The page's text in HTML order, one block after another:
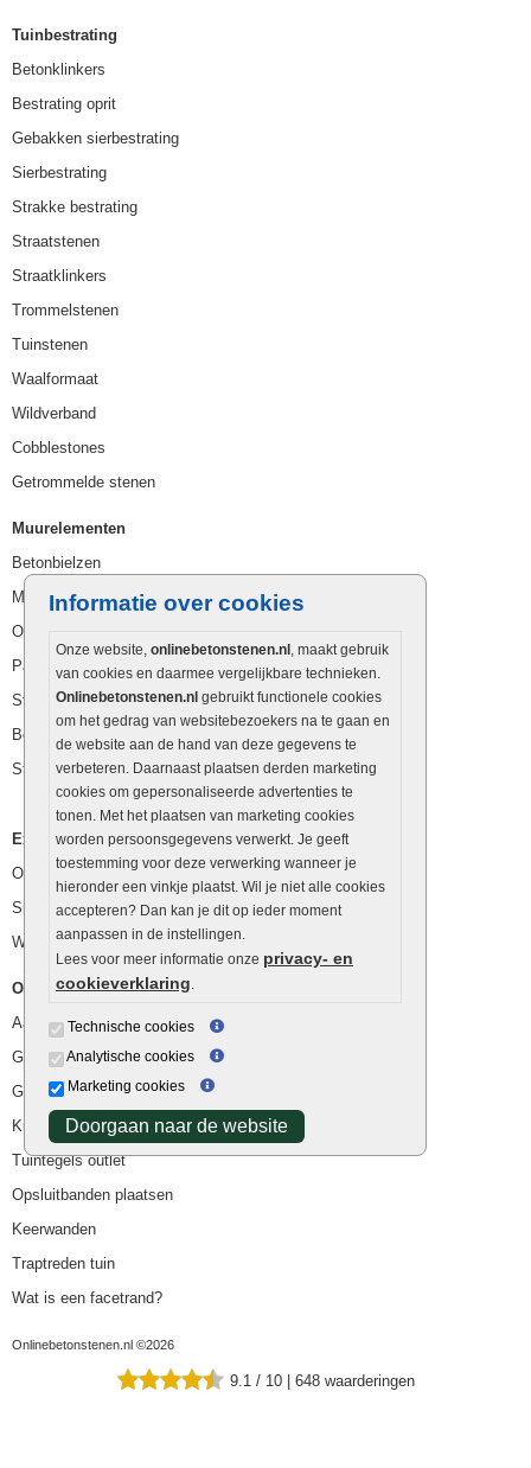
Informatie over cookies
Onze website, onlinebetonstenen.nl , maakt gebruik
van cookies en daarmee vergelijkbare technieken.
Onlinebetonstenen.nl gebruikt functionele cookies
om het gedrag van websitebezoekers na te gaan en
de website aan de hand van deze gegevens te
verbeteren. Daarnaast plaatsen derden marketing
cookies om gepersonaliseerde advertenties te
tonen. Met het plaatsen van marketing cookies
worden persoonsgegevens verwerkt. Je geeft
toestemming voor deze verwerking wanneer je
hieronder een vinkje plaatst. Wil je niet alle cookies
accepteren? Dan kan je dit op ieder moment
aanpassen in de instellingen.
Lees voor meer informatie onze privacy- en
cookieverklaring
Technische cookies
Analytische cookies
Marketing cookies
Doorgaan naar de website
Tuinbestrating
Betonklinkers
Bestrating oprit
Gebakken sierbestrating
Sierbestrating
Strakke bestrating
Straatstenen
Straatklinkers
Trommelstenen
Tuinstenen
Waalformaat
Wildverband
Cobblestones
Getrommelde stenen
Muurelementen
Betonbielzen
Muurstenen
Opsluitbanden
Palissaden
Stapelblokken
Betonblokken
Stapelstenen
Extra benodigdheden
Ophoogzand
Siergrind en siersplit
Waterafvoer
Overig
Aanbiedingen
Goedkope bestrating
Goedkope tuintegels
Kunstgras
Tuintegels outlet
Opsluitbanden plaatsen
Keerwanden
Traptreden tuin
Wat is een facetrand?
Onlinebetonstenen.nl ©2026
9.1 / 10 | 648 waarderingen